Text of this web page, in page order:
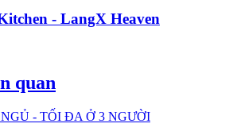
- LangX Heaven
quan